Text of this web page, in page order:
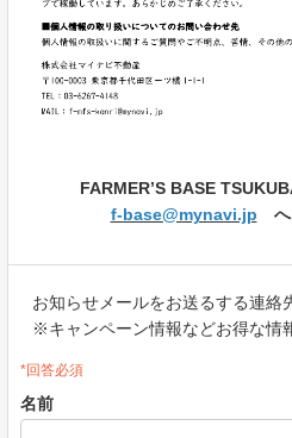
FARMER’S BASE
f-base@mynavi.jp へ
お知らせメールをお送るする連絡
※キャンペーン情報などお得な情
*回答必須
名前